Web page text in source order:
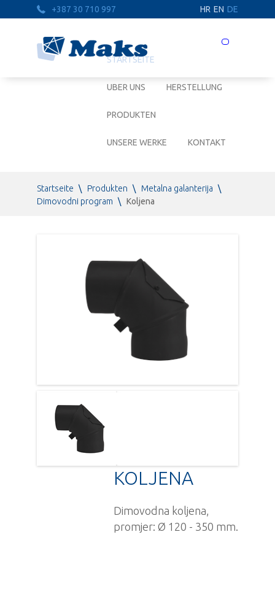
+387 30 710 997 HR EN DE
Prebaci
STARTSEITE
UBER UNS HERSTELLUNG
PRODUKTEN
UNSERE WERKE KONTAKT
Startseite \ Produkten \ Metalna galanterija \
Dimovodni program \ Koljena
KOLJENA
Dimovodna koljena,
promjer: Ø 120 - 350 mm.